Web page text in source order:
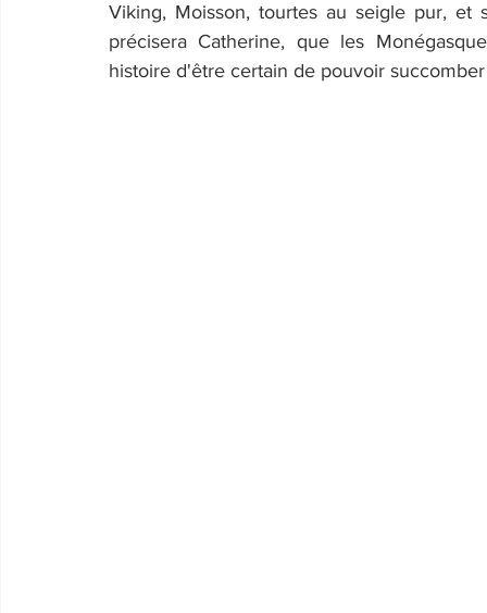
Viking, Moisson, tourtes au seigle pur, et
précisera Catherine, que les
histoire d'être certain de pouvoir